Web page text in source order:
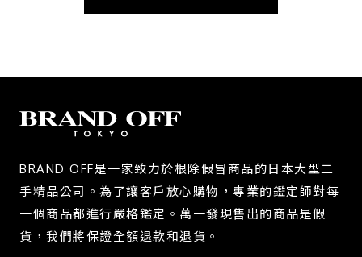
BRAND OFF是一家致力於根除假冒商品的日本大型二
手精品公司。為了讓客戶放心購物，專業的鑑定師對每
一個商品都進行嚴格鑑定。萬一發現售出的商品是假
貨，我們將保證全額退款和退貨。